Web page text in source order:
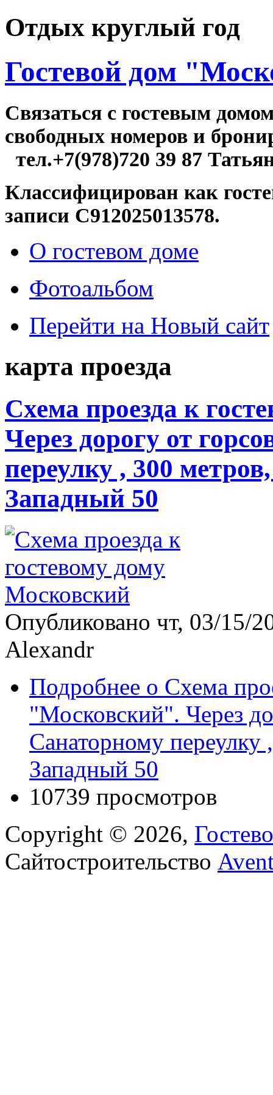
Отдых круглый год
Гостевой дом
Связаться c гостевым
свободных
тел.+7(978)720 39 87
Классифицирован как
записи С912025013578.
О гостевом доме
Фотоальбом
Перейти на Новый сайт
карта проезда
Схема проезда к
Через дорогу от
переулку , 300
Западный 50
Опубликовано чт, 03/15/
Alexandr
Подробнее о Схема
"Московский". Через
Санаторному
Западный 50
10739 просмотров
Copyright © 2026,
Сайтостроительство